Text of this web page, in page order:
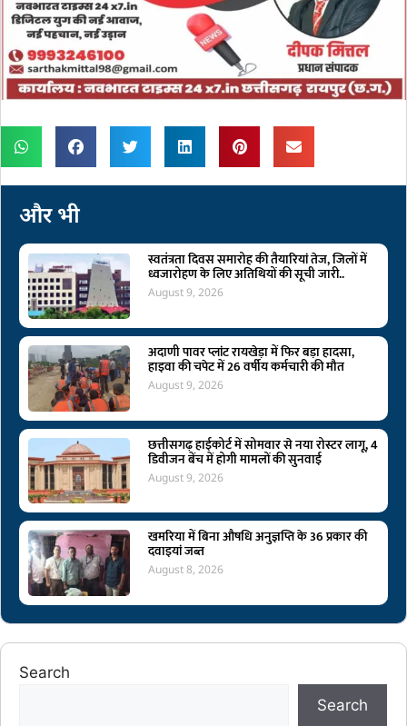
और भी
स्वतंत्रता दिवस समारोह की तैयारियां तेज, जिलों में
ध्वजारोहण के लिए अतिथियों की सूची जारी..
August 9, 2026
अदाणी पावर प्लांट रायखेड़ा में फिर बड़ा हादसा,
हाइवा की चपेट में 26 वर्षीय कर्मचारी की मौत
August 9, 2026
छत्तीसगढ़ हाईकोर्ट में सोमवार से नया रोस्टर लागू, 4
डिवीजन बेंच में होगी मामलों की सुनवाई
August 9, 2026
खमरिया में बिना औषधि अनुज्ञप्ति के 36 प्रकार की
दवाइयां जब्त
August 8, 2026
Search
Search